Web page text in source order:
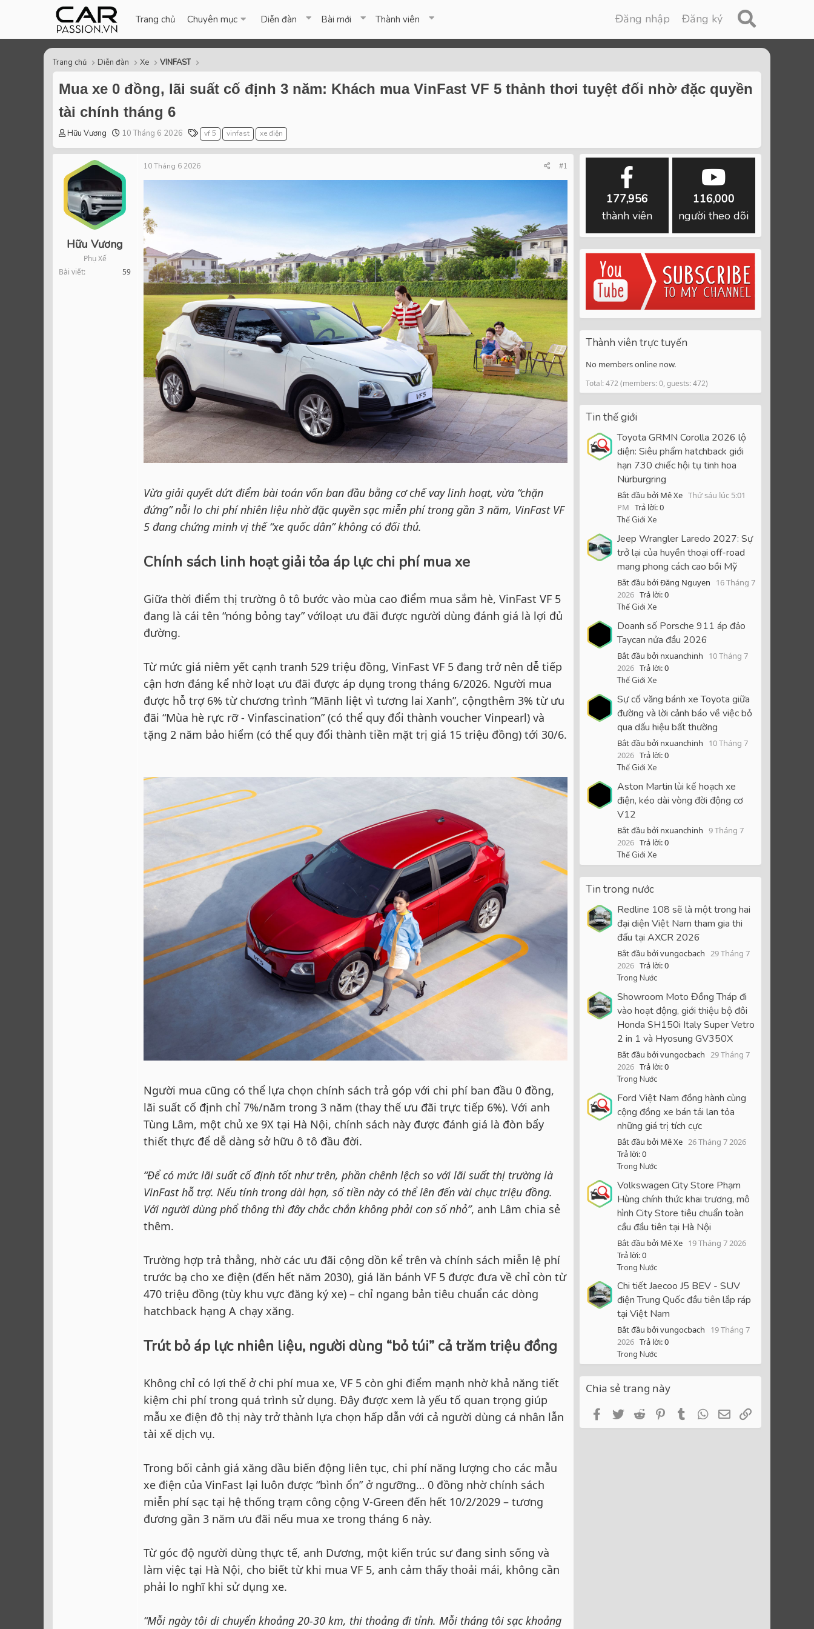
Trang chủ Chuyên mục Diễn đàn Bài mới Thành viên Đăng nhập Đăng ký
Trang chủ Diễn đàn Xe VINFAST
Mua xe 0 đồng, lãi suất cố định 3 năm: Khách mua VinFast VF 5 thảnh thơi tuyệt đối nhờ đặc quyền
tài chính tháng 6
T
r
a
d
s
t
r
r
Hữu Vương
S
a
t
d
a
t
10 Tháng 6 2026
T
a
g
s
vf 5 vinfast xe điện
Hữu Vương
Phụ Xế
Bài viết
59
10 Tháng 6 2026 #1
Vừa giải quyết dứt điểm bài toán vốn ban đầu bằng cơ chế vay linh hoạt, vừa “chặn
đứng” nỗi lo chi phí nhiên liệu nhờ đặc quyền sạc miễn phí trong gần 3 năm, VinFast VF
5 đang chứng minh vị thế “xe quốc dân” không có đối thủ.
Chính sách linh hoạt giải tỏa áp lực chi phí mua xe
Giữa thời điểm thị trường ô tô bước vào mùa cao điểm mua sắm hè, VinFast VF 5
đang là cái tên “nóng bỏng tay” vớiloạt ưu đãi được người dùng đánh giá là lợi đủ
đường.
Từ mức giá niêm yết cạnh tranh 529 triệu đồng, VinFast VF 5 đang trở nên dễ tiếp
cận hơn đáng kể nhờ loạt ưu đãi được áp dụng trong tháng 6/2026. Người mua
được hỗ trợ 6% từ chương trình “Mãnh liệt vì tương lai Xanh”, cộngthêm 3% từ ưu
đãi “Mùa hè rực rỡ - Vinfascination” (có thể quy đổi thành voucher Vinpearl) và
tặng 2 năm bảo hiểm (có thể quy đổi thành tiền mặt trị giá 15 triệu đồng) tới 30/6.
Người mua cũng có thể lựa chọn chính sách trả góp với chi phí ban đầu 0 đồng,
lãi suất cố định chỉ 7%/năm trong 3 năm (thay thế ưu đãi trực tiếp 6%). Với anh
Tùng Lâm, một chủ xe 9X tại Hà Nội, chính sách này được đánh giá là đòn bẩy
thiết thực để dễ dàng sở hữu ô tô đầu đời.
“Để có mức lãi suất cố định tốt như trên, phần chênh lệch so với lãi suất thị trường là
VinFast hỗ trợ. Nếu tính trong dài hạn, số tiền này có thể lên đến vài chục triệu đồng.
Với người dùng phổ thông thì đây chắc chắn không phải con số nhỏ”, anh Lâm chia sẻ
thêm.
Trường hợp trả thẳng, nhờ các ưu đãi cộng dồn kể trên và chính sách miễn lệ phí
trước bạ cho xe điện (đến hết năm 2030), giá lăn bánh VF 5 được đưa về chỉ còn từ
470 triệu đồng (tùy khu vực đăng ký xe) – chỉ ngang bản tiêu chuẩn các dòng
hatchback hạng A chạy xăng.
Trút bỏ áp lực nhiên liệu, người dùng “bỏ túi” cả trăm triệu đồng
Không chỉ có lợi thế ở chi phí mua xe, VF 5 còn ghi điểm mạnh nhờ khả năng tiết
kiệm chi phí trong quá trình sử dụng. Đây được xem là yếu tố quan trọng giúp
mẫu xe điện đô thị này trở thành lựa chọn hấp dẫn với cả người dùng cá nhân lẫn
tài xế dịch vụ.
Trong bối cảnh giá xăng dầu biến động liên tục, chi phí năng lượng cho các mẫu
xe điện của VinFast lại luôn được “bình ổn” ở ngưỡng… 0 đồng nhờ chính sách
miễn phí sạc tại hệ thống trạm công cộng V-Green đến hết 10/2/2029 – tương
đương gần 3 năm ưu đãi nếu mua xe trong tháng 6 này.
Từ góc độ người dùng thực tế, anh Dương, một kiến trúc sư đang sinh sống và
làm việc tại Hà Nội, cho biết từ khi mua VF 5, anh cảm thấy thoải mái, không cần
phải lo nghĩ khi sử dụng xe.
“Mỗi ngày tôi di chuyển khoảng 20-30 km, thi thoảng đi tỉnh. Mỗi tháng tôi sạc khoảng
177,956
thành viên
116,000
người theo dõi
Thành viên trực tuyến
No members online now.
Total: 472 (members: 0, guests: 472)
Tin thế giới
Toyota GRMN Corolla 2026 lộ
diện: Siêu phẩm hatchback giới
hạn 730 chiếc hội tụ tinh hoa
Nürburgring
Bắt đầu bởi Mê Xe Thứ sáu lúc 5:01
PM Trả lời: 0
Thế Giới Xe
Jeep Wrangler Laredo 2027: Sự
trở lại của huyền thoại off-road
mang phong cách cao bồi Mỹ
Bắt đầu bởi Đăng Nguyen
16 Tháng 7
2026 Trả lời: 0
Thế Giới Xe
Doanh số Porsche 911 áp đảo
Taycan nửa đầu 2026
Bắt đầu bởi nxuanchinh
10 Tháng 7
2026 Trả lời: 0
Thế Giới Xe
Sự cố văng bánh xe Toyota giữa
đường và lời cảnh báo về việc bỏ
qua dấu hiệu bất thường
Bắt đầu bởi nxuanchinh
10 Tháng 7
2026 Trả lời: 0
Thế Giới Xe
Aston Martin lùi kế hoạch xe
điện, kéo dài vòng đời động cơ
V12
Bắt đầu bởi nxuanchinh 9 Tháng 7
2026 Trả lời: 0
Thế Giới Xe
Tin trong nước
Redline 108 sẽ là một trong hai
đại diện Việt Nam tham gia thi
đấu tại AXCR 2026
Bắt đầu bởi vungocbach 29 Tháng 7
2026 Trả lời: 0
Trong Nước
Showroom Moto Đồng Tháp đi
vào hoạt động, giới thiệu bộ đôi
Honda SH150i Italy Super Vetro
2 in 1 và Hyosung GV350X
Bắt đầu bởi vungocbach 29 Tháng 7
2026 Trả lời: 0
Trong Nước
Ford Việt Nam đồng hành cùng
cộng đồng xe bán tải lan tỏa
những giá trị tích cực
Bắt đầu bởi Mê Xe 26 Tháng 7 2026
Trả lời: 0
Trong Nước
Volkswagen City Store Phạm
Hùng chính thức khai trương, mô
hình City Store tiêu chuẩn toàn
cầu đầu tiên tại Hà Nội
Bắt đầu bởi Mê Xe 19 Tháng 7 2026
Trả lời: 0
Trong Nước
Chi tiết Jaecoo J5 BEV - SUV
điện Trung Quốc đầu tiên lắp ráp
tại Việt Nam
Bắt đầu bởi vungocbach
19 Tháng 7
2026 Trả lời: 0
Trong Nước
Chia sẻ trang này
FacebookTwitterRedditPinterestTumblrWhatsApp
Email